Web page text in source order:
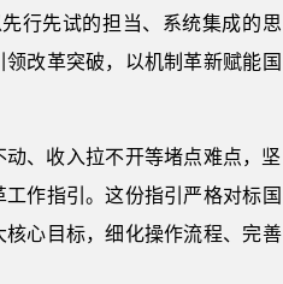
行先试的担当、系统集成的思
改革突破，以机制革新赋能国
、收入拉不开等堵点难点，坚
作指引。这份指引严格对标国
心目标，细化操作流程、完善